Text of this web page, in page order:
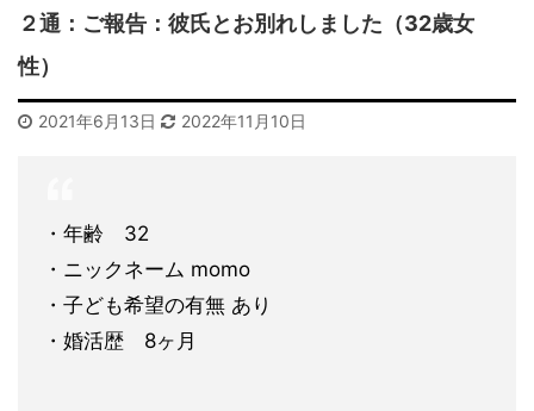
２通：ご報告：彼氏とお別れしました（32歳女
性）
2021年6月13日 2022年11月10日
・年齢 32
・ニックネーム momo
・子ども希望の有無 あり
・婚活歴 8ヶ月